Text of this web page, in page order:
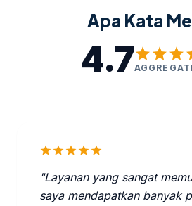
Apa Kata
4.7starstarstar
starstarstarstarstar
"Layanan yang sangat
saya mendapatkan banyak